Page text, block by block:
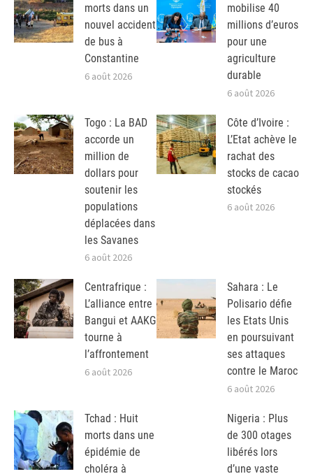
morts dans un
nouvel accident
de bus à
Constantine
6 août 2026
mobilise 40
millions d’euros
pour une
agriculture
durable
6 août 2026
Togo : La BAD
accorde un
million de
dollars pour
soutenir les
populations
déplacées dans
les Savanes
6 août 2026
Côte d’Ivoire :
L’Etat achève le
rachat des
stocks de cacao
stockés
6 août 2026
Centrafrique :
L’alliance entre
Bangui et AAKG
tourne à
l’affrontement
6 août 2026
Sahara : Le
Polisario défie
les Etats Unis
en poursuivant
ses attaques
contre le Maroc
6 août 2026
Tchad : Huit
morts dans une
épidémie de
choléra à
Nigeria : Plus
de 300 otages
libérés lors
d’une vaste